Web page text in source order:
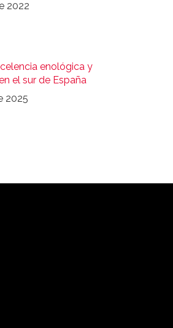
2022
enológica y
el sur de España
2025